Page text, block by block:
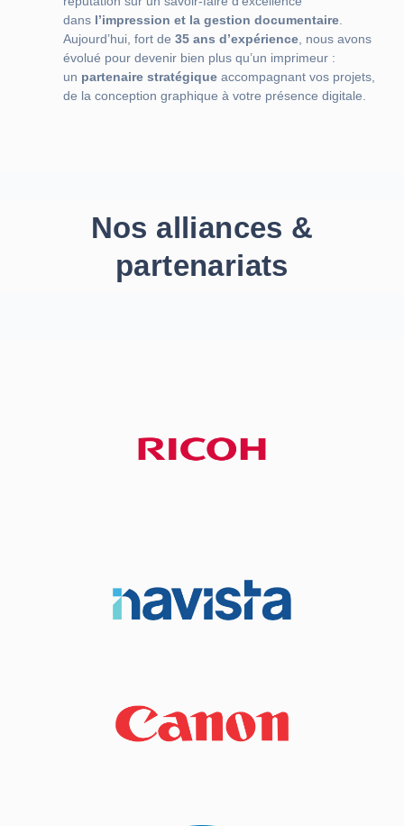
dans l’impression et la gestion documentaire
Aujourd’hui, fort de 35 ans d’expérience , nous avons
évolué pour devenir bien plus qu’un imprimeur :
un partenaire stratégique accompagnant vos projets,
de la conception graphique à votre présence digitale.
Nos alliances &
partenariats